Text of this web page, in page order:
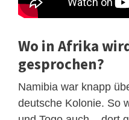
Wo in Afrika
gesprochen?
Namibia war knapp
deutsche Kolonie. So